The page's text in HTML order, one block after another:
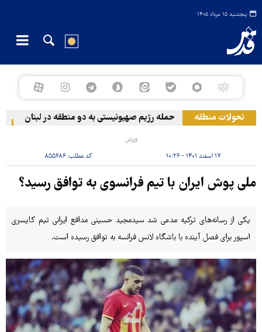
پنجشنبه ۱۵ مرداد ۱۴۰۵
تحولات منطقه حمله رژیم صهیونیستی به دو منطقه در لبنان
ورزش
۱۷ اسفند ۱۴۰۱ - ۱۰:۲۶ کد مطلب: ۸۵۵۶۸۶
ملی پوش ایران با تیم فرانسوی به توافق رسید؟
یکی از رسانه‌های ترکیه مدعی شد سیدمجید حسینی مدافع ایرانی تیم کایسری
اسپور برای فصل آینده با باشگاه لانس فرانسه به توافق رسیده است.